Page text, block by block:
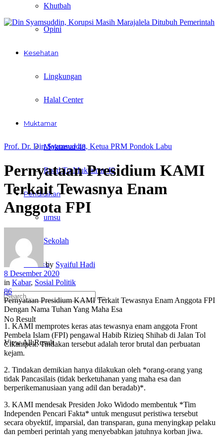
Khutbah
Opini
Kesehatan
Lingkungan
Halal Center
Muktamar
Muktamar 48
Road To Muktamar 49
Pendidikan
umsu
Sekolah
Redaksi
No Result
View All Result
Prof. Dr. Din Syamsuddin, Ketua PRM Pondok Labu
Pernyataan Presidium KAMI
Terkait Tewasnya Enam
Anggota FPI
by Syaiful Hadi
8 Desember 2020
in Kabar, Sosial Politik
86
Pernyataan Presidium KAMI Terkait Tewasnya Enam Anggota FPI
Dengan Nama Tuhan Yang Maha Esa
1. KAMI memprotes keras atas tewasnya enam anggota Front
Pembela Islam (FPI) pengawal Habib Rizieq Shihab di Jalan Tol
Cikampek. Tindakan tersebut adalah teror brutal dan perbuatan
kejam.
2. Tindakan demikian hanya dilakukan oleh *orang-orang yang
tidak Pancasilais (tidak berketuhanan yang maha esa dan
berperikemanusiaan yang adil dan beradab)*.
3. KAMI mendesak Presiden Joko Widodo membentuk *Tim
Independen Pencari Fakta* untuk mengusut peristiwa tersebut
secara obyektif, imparsial, dan transparan, guna menyingkap pelaku
dan pemberi perintah yang menyebabkan jatuhnya korban jiwa.